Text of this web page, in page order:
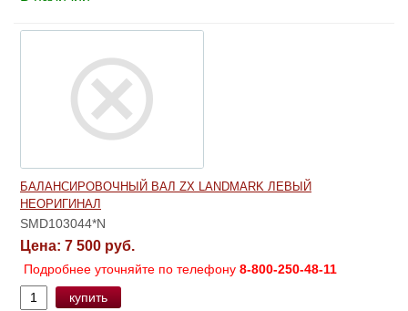
БАЛАНСИРОВОЧНЫЙ ВАЛ ZX LANDMARK ЛЕВЫЙ
НЕОРИГИНАЛ
SMD103044*N
Цена: 7 500 руб.
Подробнее уточняйте по телефону 8-800-250-48-11
купить